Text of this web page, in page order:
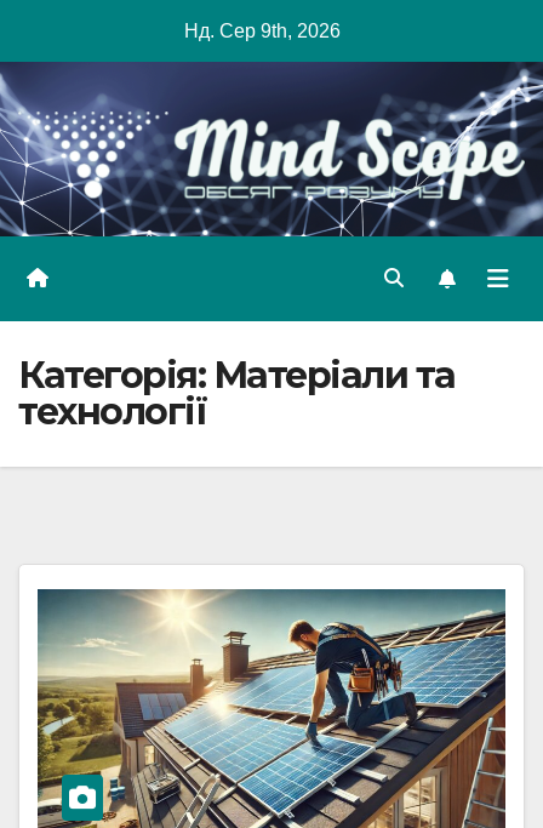
content
Нд. Сер 9th, 2026
Категорія: Матеріали та
технології